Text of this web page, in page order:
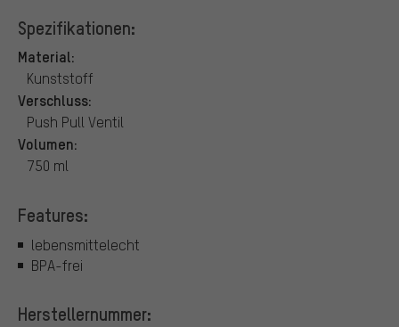
Spezifikationen:
Material:
Kunststoff
Verschluss:
Push Pull Ventil
Volumen:
750 ml
Features:
lebensmittelecht
BPA-frei
Herstellernummer: